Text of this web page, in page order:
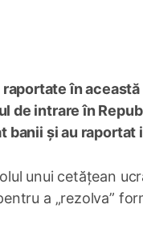
în
de intrare în
banii și au raportat
unui cetățean
a „rezolva”